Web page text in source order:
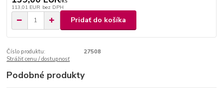
113,01 EUR bez DPH
Pridať do košíka
Číslo produktu:
27508
Strážiť cenu / dostupnosť
Podobné produkty